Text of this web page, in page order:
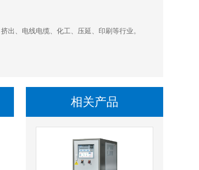
出、电线电缆、化工、压延、印刷等行业。
相关产品